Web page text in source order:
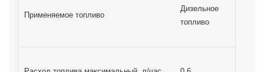
Применяемое топливо
Дизельное
топливо